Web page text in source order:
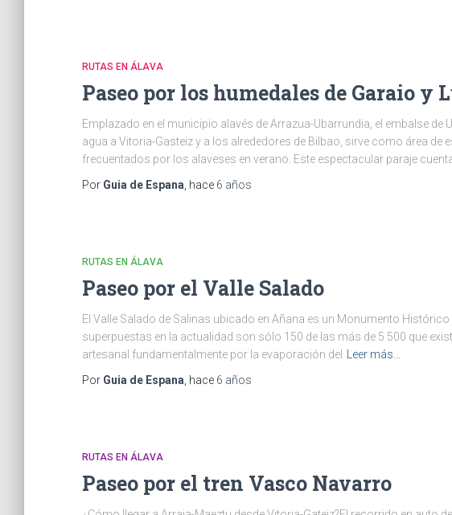
RUTAS EN ÁLAVA
Paseo por los humedales de Garaio y
Emplazado en el municipio alavés de Arrazua-Ubarrundia, el embalse de
agua a Vitoria-Gasteiz y a los alrededores de Bilbao, sirve como área
frecuentados por los alaveses en verano. Este espectacular paraje
Por Guia de Espana , hace 6 años
RUTAS EN ÁLAVA
Paseo por el Valle Salado
El Valle Salado de Salinas ubicado en Añana es un Monumento
superpuestas en la actualidad son sólo 150 de las más de 5 500 que
artesanal fundamentalmente por la evaporación del
Leer más…
Por Guia de Espana , hace 6 años
RUTAS EN ÁLAVA
Paseo por el tren Vasco Navarro